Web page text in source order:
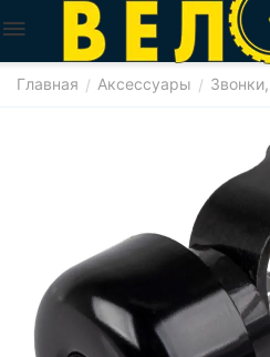
Главная / Аксессуары /